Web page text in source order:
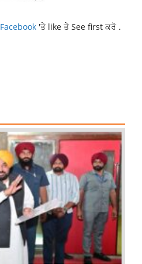
Facebook 'ਤੇ like ਤੇ See first ਕਰੋ .